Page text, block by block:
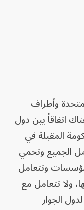
وأطراف
اتفاقاً بين دول
المقبلة في
الجميع وتحمي
وتتعامل
ولا تتعامل مع
الجوار